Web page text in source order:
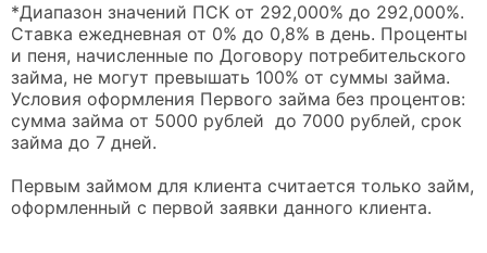
*Диапазон значений ПСК от 292,000% до 292,000%.
Ставка ежедневная от 0% до 0,8% в день. Проценты
и пеня, начисленные по Договору потребительского
займа, не могут превышать 100% от суммы займа.
Условия оформления Первого займа без процентов:
сумма займа от 5000 рублей до 7000 рублей, срок
займа до 7 дней.
Первым займом для клиента считается только займ,
оформленный с первой заявки данного клиента.